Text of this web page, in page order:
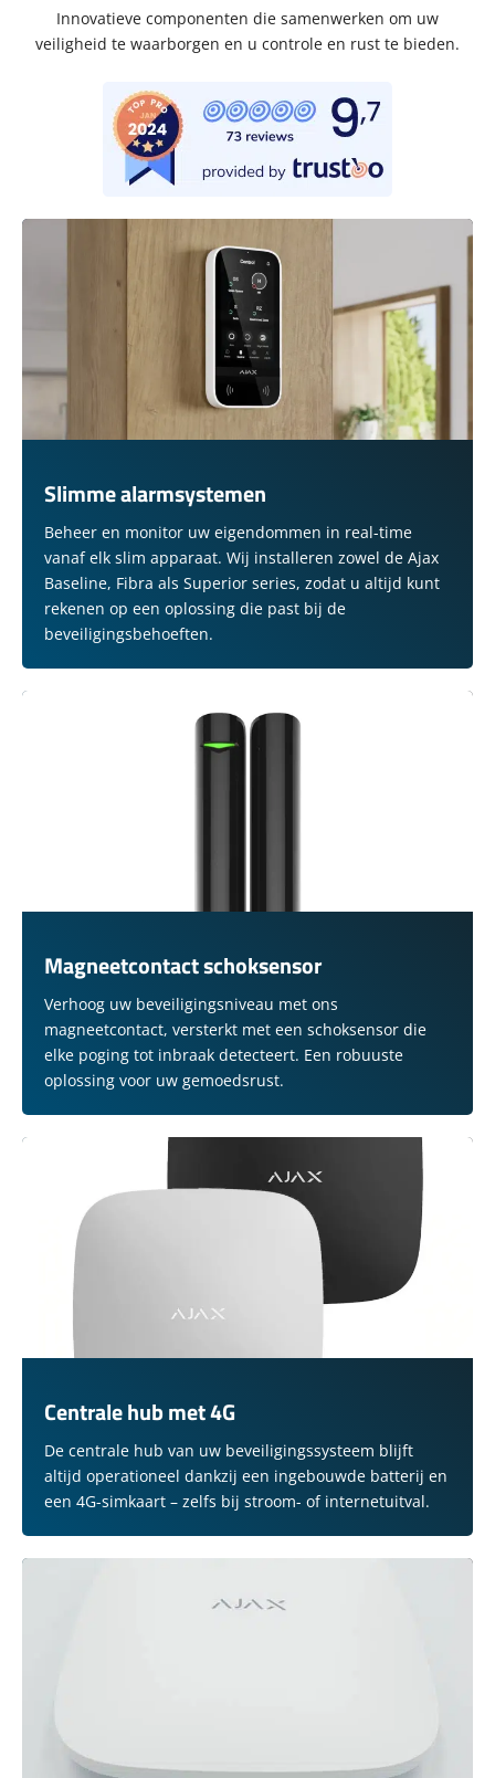
Innovatieve componenten die samenwerken om uw
veiligheid te waarborgen en u controle en rust te bieden.
Slimme alarmsystemen
Beheer en monitor uw eigendommen in real-time
vanaf elk slim apparaat. Wij installeren zowel de Ajax
Baseline, Fibra als Superior series, zodat u altijd kunt
rekenen op een oplossing die past bij de
beveiligingsbehoeften.
Magneetcontact schoksensor
Verhoog uw beveiligingsniveau met ons
magneetcontact, versterkt met een schoksensor die
elke poging tot inbraak detecteert. Een robuuste
oplossing voor uw gemoedsrust.
Centrale hub met 4G
De centrale hub van uw beveiligingssysteem blijft
altijd operationeel dankzij een ingebouwde batterij en
een 4G-simkaart – zelfs bij stroom- of internetuitval.